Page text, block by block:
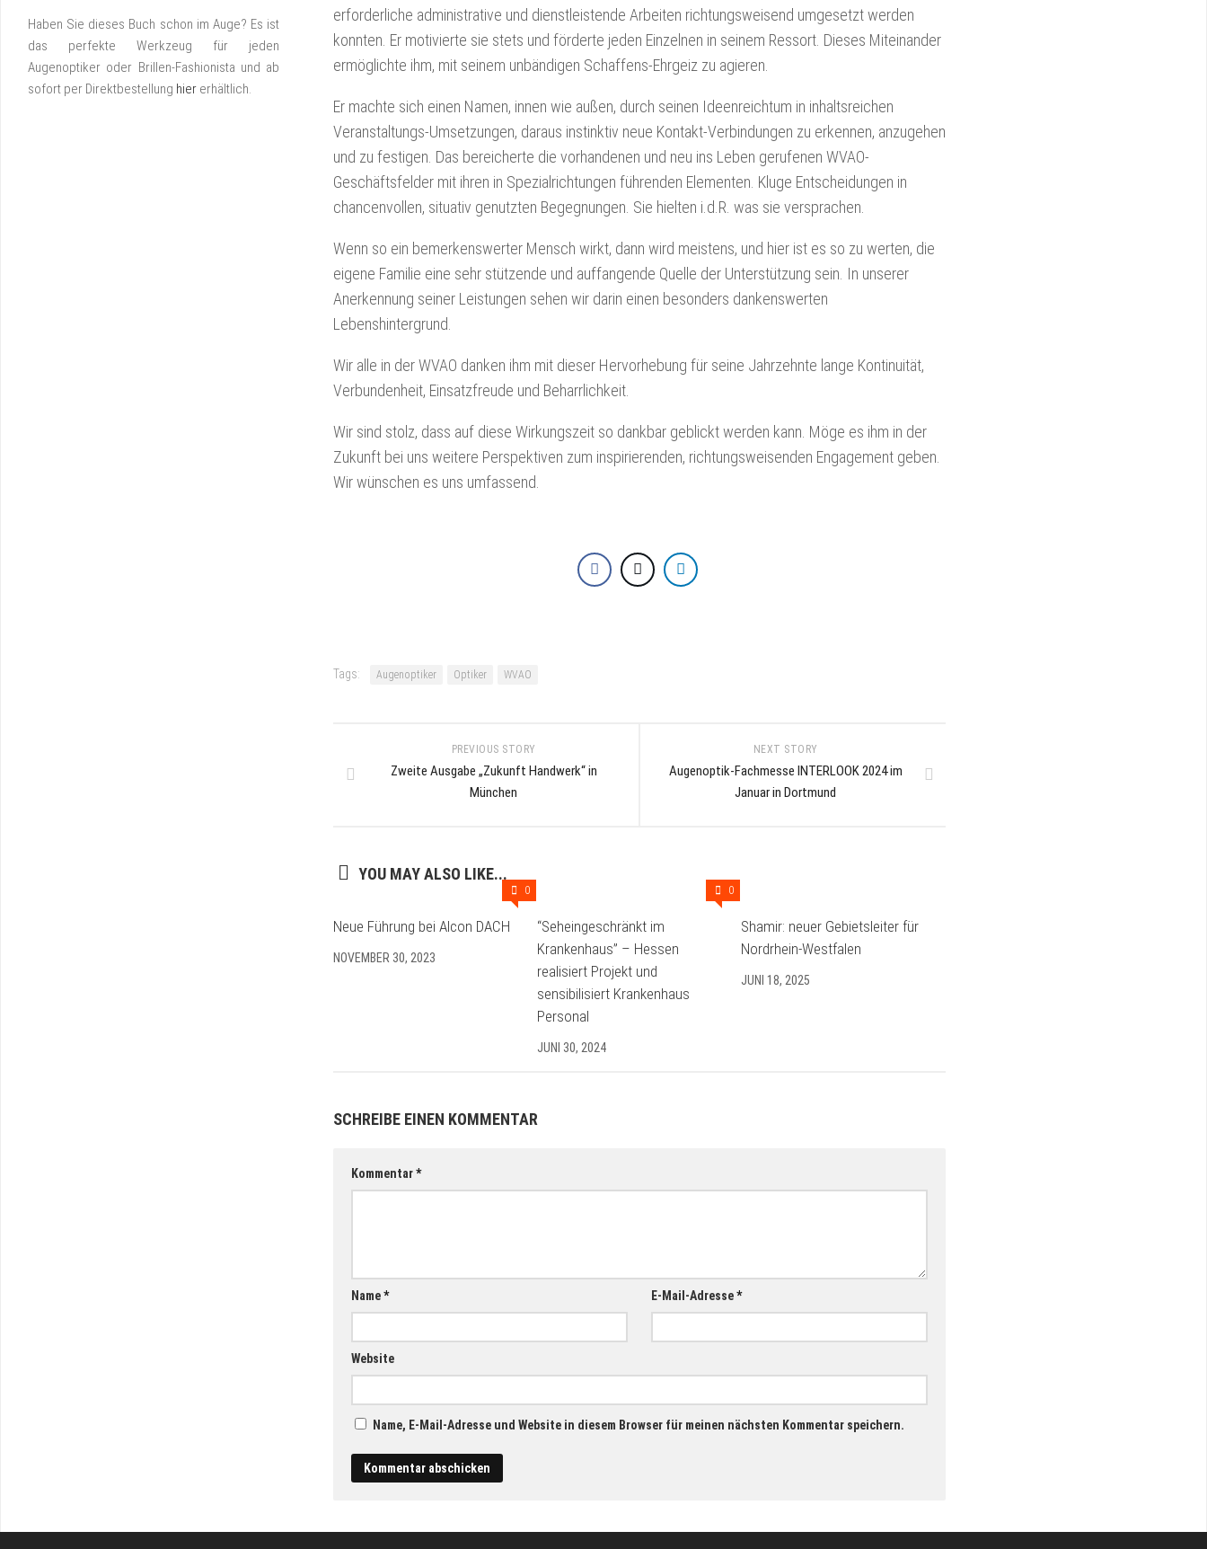
erforderliche administrative und dienstleistende Arbeiten richtungsweisend umgesetzt werden
konnten. Er motivierte sie stets und förderte jeden Einzelnen in seinem Ressort. Dieses Miteinander
ermöglichte ihm, mit seinem unbändigen Schaffens-Ehrgeiz zu agieren.
Er machte sich einen Namen, innen wie außen, durch seinen Ideenreichtum in inhaltsreichen
Veranstaltungs-Umsetzungen, daraus instinktiv neue Kontakt-Verbindungen zu erkennen, anzugehen
und zu festigen. Das bereicherte die vorhandenen und neu ins Leben gerufenen WVAO-
Geschäftsfelder mit ihren in Spezialrichtungen führenden Elementen. Kluge Entscheidungen in
chancenvollen, situativ genutzten Begegnungen. Sie hielten i.d.R. was sie versprachen.
Wenn so ein bemerkenswerter Mensch wirkt, dann wird meistens, und hier ist es so zu werten, die
eigene Familie eine sehr stützende und auffangende Quelle der Unterstützung sein. In unserer
Anerkennung seiner Leistungen sehen wir darin einen besonders dankenswerten
Lebenshintergrund.
Wir alle in der WVAO danken ihm mit dieser Hervorhebung für seine Jahrzehnte lange Kontinuität,
Verbundenheit, Einsatzfreude und Beharrlichkeit.
Wir sind stolz, dass auf diese Wirkungszeit so dankbar geblickt werden kann. Möge es ihm in der
Zukunft bei uns weitere Perspektiven zum inspirierenden, richtungsweisenden Engagement geben.
Wir wünschen es uns umfassend.
Tags: Augenoptiker Optiker WVAO
NEXT STORY
Augenoptik-Fachmesse INTERLOOK 2024 im
Januar in Dortmund
PREVIOUS STORY
Zweite Ausgabe „Zukunft Handwerk“ in
München
YOU MAY ALSO LIKE...
0
Neue Führung bei Alcon DACH
NOVEMBER 30, 2023
0
“Seheingeschränkt im
Krankenhaus” – Hessen
realisiert Projekt und
sensibilisiert Krankenhaus
Personal
JUNI 30, 2024
Shamir: neuer Gebietsleiter für
Nordrhein-Westfalen
JUNI 18, 2025
SCHREIBE EINEN KOMMENTAR
Kommentar*
Name* E-Mail-Adresse*
Website
Name, E-Mail-Adresse und Website in diesem Browser für meinen nächsten Kommentar speichern.
Haben Sie dieses Buch schon im Auge? Es ist
das perfekte Werkzeug für jeden
Augenoptiker oder Brillen-Fashionista und ab
sofort per Direktbestellung hier erhältlich.